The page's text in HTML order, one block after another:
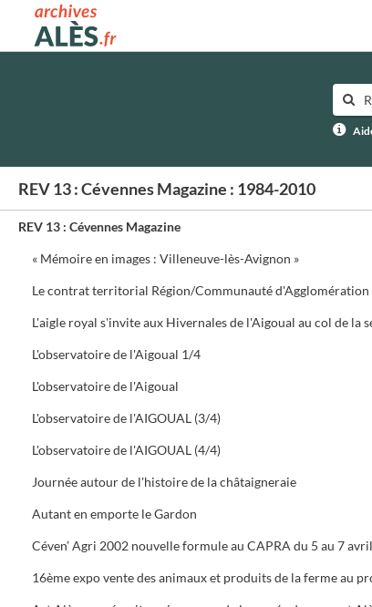
Archives municipales d'Alès
REV 13 : Cévennes Magazine : 1984-2010
REV 13 : Cévennes Magazine
« Mémoire en images : Villeneuve-lès-Avignon »
L'observatoire de l'Aigoual 1/4
L'observatoire de l'Aigoual
L'observatoire de l'AIGOUAL (3/4)
L'observatoire de l'AIGOUAL (4/4)
Journée autour de l'histoire de la châtaigneraie
Autant en emporte le Gardon
Céven’ Agri 2002 nouvelle formule au CAPRA du 5 au 7 avril